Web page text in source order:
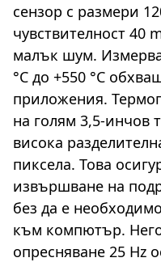
сензор с размери
чувствителност 40
малък шум.
°C до +550 °C
приложения.
на голям 3,5-инчов
висока
пиксела. Това
извършване на
без да е
към компютър.
опресняване 25 Hz